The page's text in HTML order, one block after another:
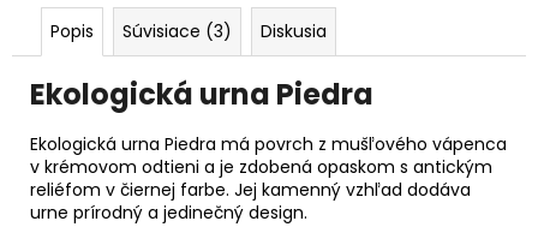
Popis Súvisiace (3) Diskusia
Ekologická urna Piedra
Ekologická urna Piedra má povrch z mušľového vápenca
v krémovom odtieni a je zdobená opaskom s antickým
reliéfom v čiernej farbe. Jej kamenný vzhľad dodáva
urne prírodný a jedinečný design.